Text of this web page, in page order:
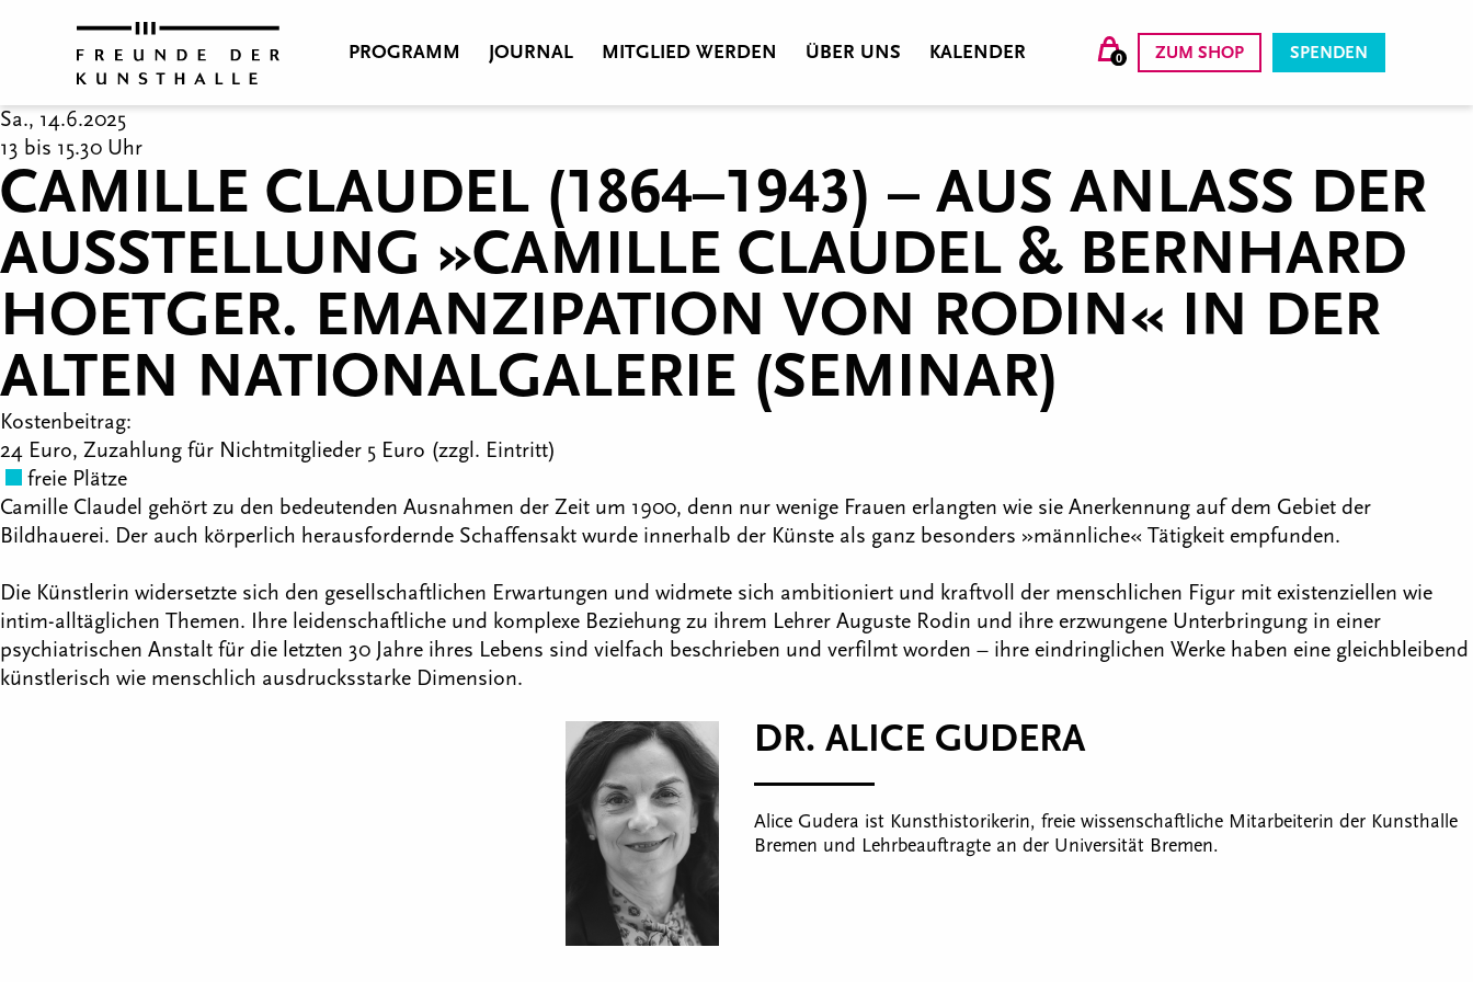
PROGRAMM JOURNAL MITGLIED WERDEN ÜBER UNS KALENDER 0 ZUM SHOP SPENDEN
Sa., 14.6.2025
13 bis 15.30 Uhr
CAMILLE CLAUDEL (1864–1943) – AUS ANLASS DER
AUSSTELLUNG »CAMILLE CLAUDEL & BERNHARD
HOETGER. EMANZIPATION VON RODIN« IN DER
ALTEN NATIONALGALERIE (SEMINAR)
Kostenbeitrag:
24 Euro, Zuzahlung für Nichtmitglieder 5 Euro (zzgl. Eintritt)
freie Plätze
Camille Claudel gehört zu den bedeutenden Ausnahmen der Zeit um 1900, denn nur wenige Frauen erlangten wie sie Anerkennung auf dem Gebiet der
Bildhauerei. Der auch körperlich herausfordernde Schaffensakt wurde innerhalb der Künste als ganz besonders »männliche« Tätigkeit empfunden.
Die Künstlerin widersetzte sich den gesellschaftlichen Erwartungen und widmete sich ambitioniert und kraftvoll der menschlichen Figur mit existenziellen wie
intim-alltäglichen Themen. Ihre leidenschaftliche und komplexe Beziehung zu ihrem Lehrer Auguste Rodin und ihre erzwungene Unterbringung in einer
psychiatrischen Anstalt für die letzten 30 Jahre ihres Lebens sind vielfach beschrieben und verfilmt worden – ihre eindringlichen Werke haben eine gleichbleibend
künstlerisch wie menschlich ausdrucksstarke Dimension.
DR. ALICE GUDERA
Alice Gudera ist Kunsthistorikerin, freie wissenschaftliche Mitarbeiterin der Kunsthalle
Bremen und Lehrbeauftragte an der Universität Bremen.